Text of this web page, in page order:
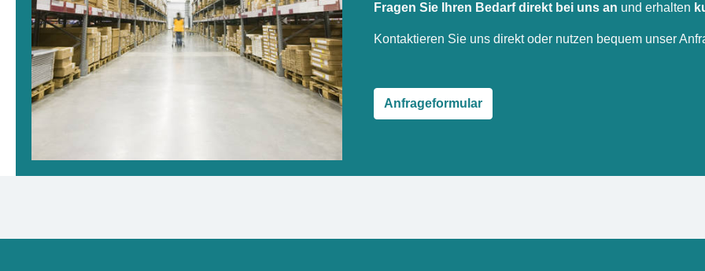
Fragen Sie Ihren Bedarf direkt bei uns an und erhalten
Kontaktieren Sie uns direkt oder nutzen bequem unser
Anfrageformular